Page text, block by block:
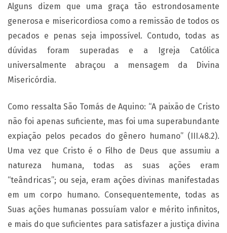
Alguns dizem que uma graça tão estrondosamente
generosa e misericordiosa como a remissão de todos os
pecados e penas seja impossível. Contudo, todas as
dúvidas foram superadas e a Igreja Católica
universalmente abraçou a mensagem da Divina
Misericórdia.
Como ressalta São Tomás de Aquino: “A paixão de Cristo
não foi apenas suficiente, mas foi uma superabundante
expiação pelos pecados do gênero humano” (III.48.2).
Uma vez que Cristo é o Filho de Deus que assumiu a
natureza humana, todas as suas ações eram
“teândricas”; ou seja, eram ações divinas manifestadas
em um corpo humano. Consequentemente, todas as
Suas ações humanas possuíam valor e mérito infinitos,
e mais do que suficientes para satisfazer a justiça divina